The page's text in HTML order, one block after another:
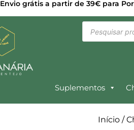
Envio grátis a partir de 39€ para
Suplementos
Início /